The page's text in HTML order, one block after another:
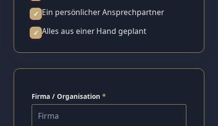
✓ Ein persönlicher Ansprechpartner
✓ Alles aus einer Hand geplant
Firma / Organisation *